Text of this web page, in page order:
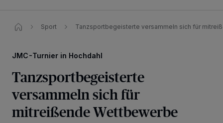
Sport Tanzsportbegeisterte versammeln sich für
JMC-Turnier in Hochdahl
Tanzsportbegeisterte
versammeln sich für
mitreißende Wettbewerbe